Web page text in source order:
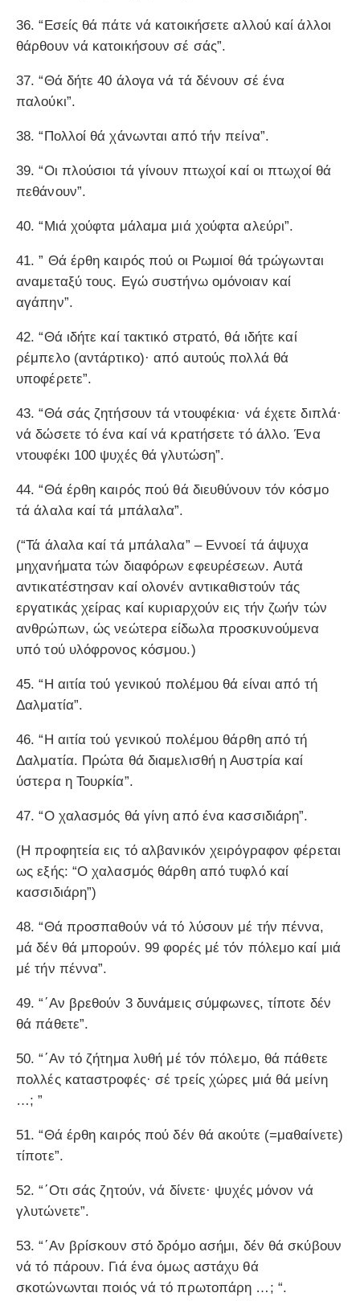
36. “Εσείς θά πάτε νά κατοικήσετε αλλού καί άλλοι
θάρθουν νά κατοικήσουν σέ σάς”.
37. “Θά δήτε 40 άλογα νά τά δένουν σέ ένα
παλούκι”.
38. “Πολλοί θά χάνωνται από τήν πείνα”.
39. “Οι πλούσιοι τά γίνουν πτωχοί καί οι πτωχοί θά
πεθάνουν”.
40. “Μιά χούφτα μάλαμα μιά χούφτα αλεύρι”.
41. ” Θά έρθη καιρός πού οι Ρωμιοί θά τρώγωνται
αναμεταξύ τους. Εγώ συστήνω ομόνοιαν καί
αγάπην”.
42. “Θά ιδήτε καί τακτικό στρατό, θά ιδήτε καί
ρέμπελο (αντάρτικο)· από αυτούς πολλά θά
υποφέρετε”.
43. “Θά σάς ζητήσουν τά ντουφέκια· νά έχετε διπλά·
νά δώσετε τό ένα καί νά κρατήσετε τό άλλο. Ένα
ντουφέκι 100 ψυχές θά γλυτώση”.
44. “Θά έρθη καιρός πού θά διευθύνουν τόν κόσμο
τά άλαλα καί τά μπάλαλα”.
(“Τά άλαλα καί τά μπάλαλα” – Εννοεί τά άψυχα
μηχανήματα τών διαφόρων εφευρέσεων. Αυτά
αντικατέστησαν καί ολονέν αντικαθιστούν τάς
εργατικάς χείρας καί κυριαρχούν εις τήν ζωήν τών
ανθρώπων, ώς νεώτερα είδωλα προσκυνούμενα
υπό τού υλόφρονος κόσμου.)
45. “Η αιτία τού γενικού πολέμου θά είναι από τή
Δαλματία”.
46. “Η αιτία τού γενικού πολέμου θάρθη από τή
Δαλματία. Πρώτα θά διαμελισθή η Αυστρία καί
ύστερα η Τουρκία”.
47. “Ο χαλασμός θά γίνη από ένα κασσιδιάρη”.
(Η προφητεία εις τό αλβανικόν χειρόγραφον φέρεται
ως εξής: “Ο χαλασμός θάρθη από τυφλό καί
κασσιδιάρη”)
48. “Θά προσπαθούν νά τό λύσουν μέ τήν πέννα,
μά δέν θά μπορούν. 99 φορές μέ τόν πόλεμο καί μιά
μέ τήν πέννα”.
49. “΄Αν βρεθούν 3 δυνάμεις σύμφωνες, τίποτε δέν
θά πάθετε”.
50. “΄Αν τό ζήτημα λυθή μέ τόν πόλεμο, θά πάθετε
πολλές καταστροφές· σέ τρείς χώρες μιά θά μείνη
…; ”
51. “Θά έρθη καιρός πού δέν θά ακούτε (=μαθαίνετε)
τίποτε”.
52. “΄Οτι σάς ζητούν, νά δίνετε· ψυχές μόνον νά
γλυτώνετε”.
53. “΄Αν βρίσκουν στό δρόμο ασήμι, δέν θά σκύβουν
νά τό πάρουν. Γιά ένα όμως αστάχυ θά
σκοτώνωνται ποιός νά τό πρωτοπάρη …; “.